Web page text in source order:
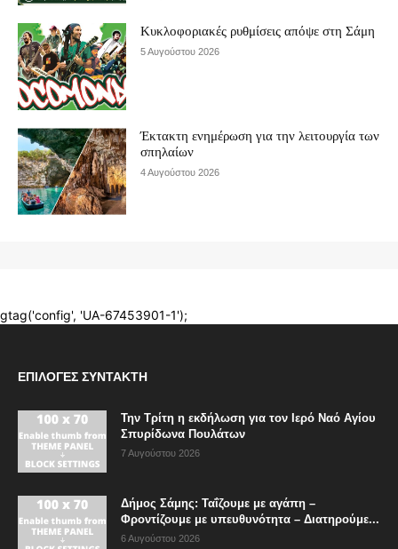
ΕΠΙΛΟΓΈΣ ΣΥΝΤΆΚΤΗ
Την Τρίτη η εκδήλωση για τον Ιερό Ναό Αγίου
Σπυρίδωνα Πουλάτων
7 Αυγούστου 2026
Δήμος Σάμης: Ταΐζουμε με αγάπη –
Φροντίζουμε με υπευθυνότητα – Διατηρούμε...
6 Αυγούστου 2026